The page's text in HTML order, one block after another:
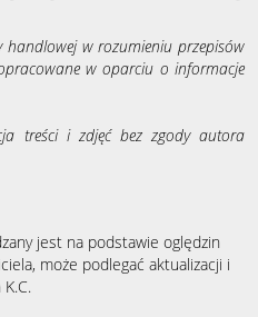
w rozumieniu przepisów
w oparciu o informacje
treści i zdjęć bez zgody autora
jest na podstawie oględzin
może podlegać aktualizacji i